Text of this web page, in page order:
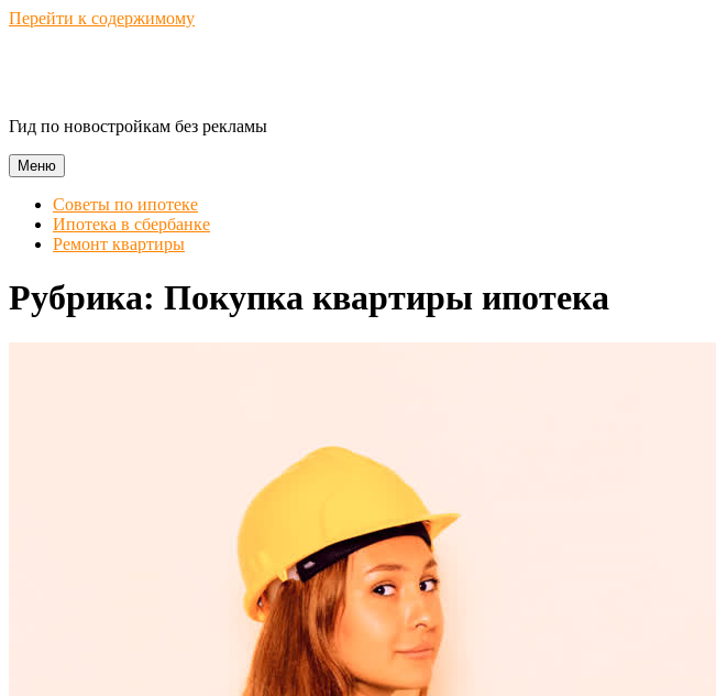
Перейти к содержимому
Гид по новостройкам без рекламы
Меню
Советы по ипотеке
Ипотека в сбербанке
Ремонт квартиры
Рубрика: Покупка квартиры ипотека